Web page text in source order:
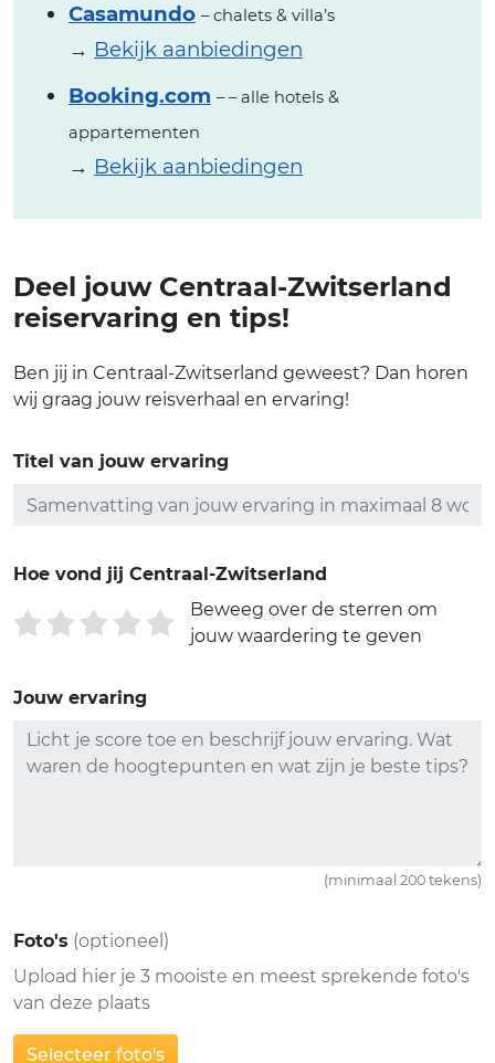
Casamundo – chalets & villa’s
→ Bekijk aanbiedingen
Booking.com – – alle hotels &
appartementen
→ Bekijk aanbiedingen
Deel jouw Centraal-Zwitserland
reiservaring en tips!
Ben jij in Centraal-Zwitserland geweest? Dan horen
wij graag jouw reisverhaal en ervaring!
Titel van jouw ervaring
Hoe vond jij Centraal-Zwitserland
Beweeg over de sterren om
jouw waardering te geven
Jouw ervaring
(minimaal 200 tekens)
Foto's (optioneel)
Upload hier je 3 mooiste en meest sprekende foto's
van deze plaats
Selecteer foto's